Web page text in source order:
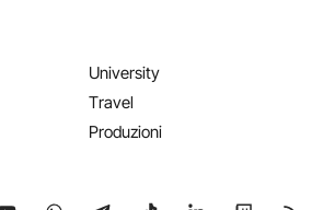
University
Travel
Produzioni